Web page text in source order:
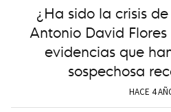
¿Ha sido la crisis
Antonio David
evidencias que
sospechosa
HACE 4